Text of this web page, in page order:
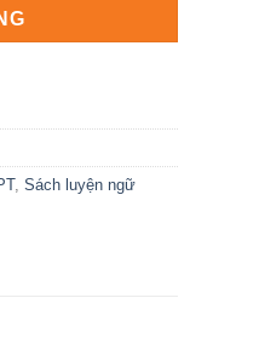
,Sách luyện ngữ